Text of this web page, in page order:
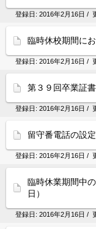
登録日: 2016年2月16日 /
臨時休校期間に
登録日: 2016年2月16日 /
第３９回卒業証
登録日: 2016年2月16日 /
留守番電話の設
登録日: 2016年2月16日 /
臨時休業期間中
日）
登録日: 2016年2月16日 /